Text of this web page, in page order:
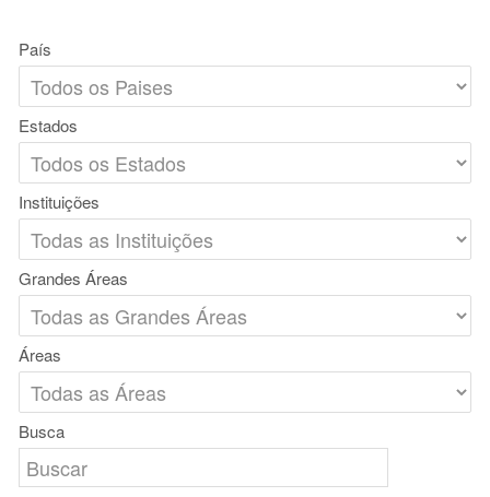
País
Estados
Instituições
Grandes Áreas
Áreas
Busca